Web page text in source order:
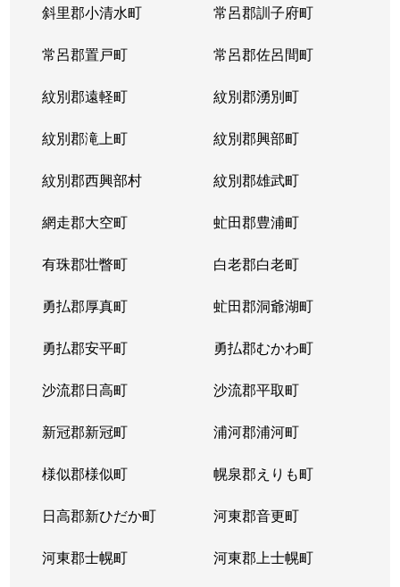
斜里郡小清水町 常呂郡訓子府町
常呂郡置戸町 常呂郡佐呂間町
紋別郡遠軽町 紋別郡湧別町
紋別郡滝上町 紋別郡興部町
紋別郡西興部村 紋別郡雄武町
網走郡大空町 虻田郡豊浦町
有珠郡壮瞥町 白老郡白老町
勇払郡厚真町 虻田郡洞爺湖町
勇払郡安平町 勇払郡むかわ町
沙流郡日高町 沙流郡平取町
新冠郡新冠町 浦河郡浦河町
様似郡様似町 幌泉郡えりも町
日高郡新ひだか町 河東郡音更町
河東郡士幌町 河東郡上士幌町